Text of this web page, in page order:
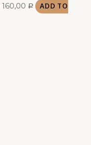
160,00 Р
ADD TO